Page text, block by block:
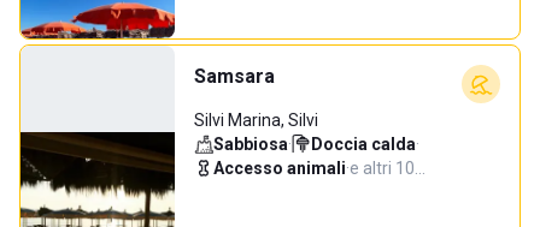
Samsara
Silvi Marina, Silvi
Sabbiosa· Doccia calda·
Accesso animali·e altri 10…